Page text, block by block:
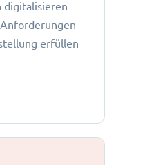
digitalisieren
erfüllen